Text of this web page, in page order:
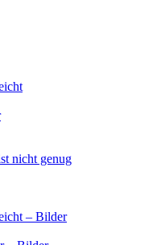
nicht genug
– Bilder